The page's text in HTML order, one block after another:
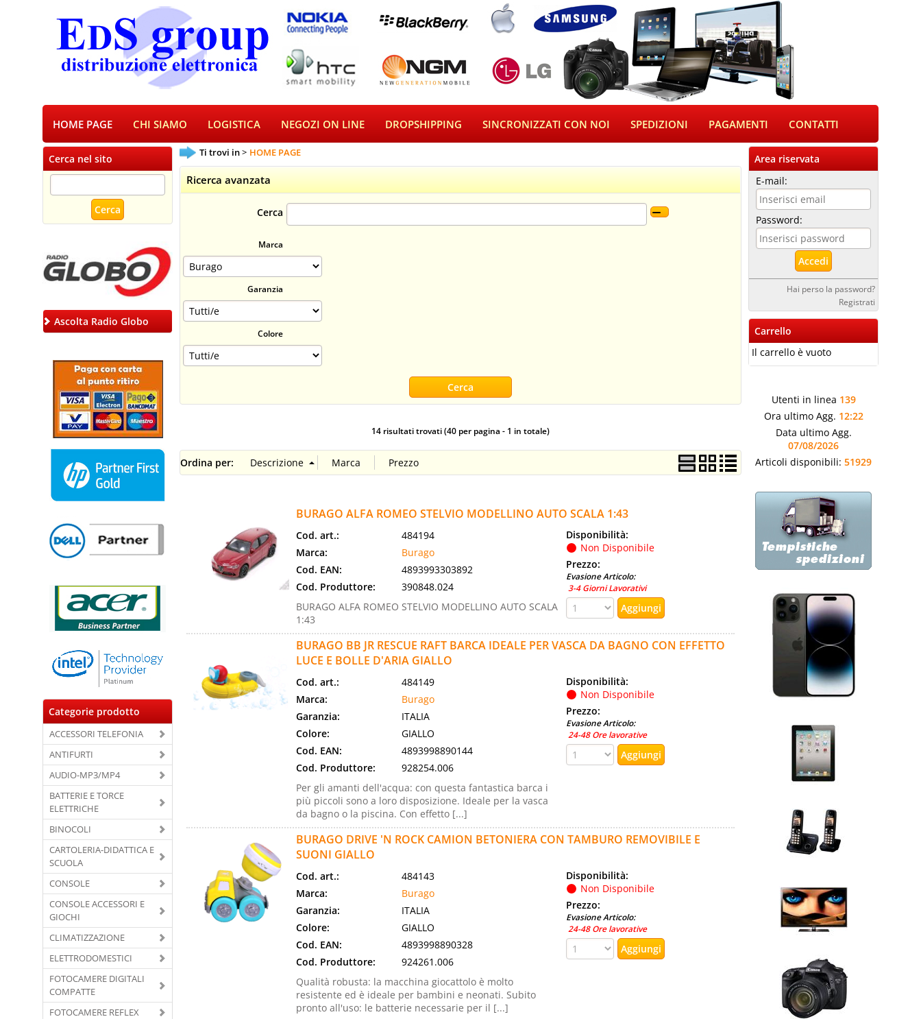
HOME PAGE CHI SIAMO LOGISTICA NEGOZI ON LINE DROPSHIPPING SINCRONIZZATI CON NOI SPEDIZIONI PAGAMENTI CONTATTI
Cerca nel sito
Ascolta Radio Globo
Categorie prodotto
ACCESSORI TELEFONIA
ANTIFURTI
AUDIO-MP3/MP4
BATTERIE E TORCE
ELETTRICHE
BINOCOLI
CARTOLERIA-DIDATTICA E
SCUOLA
CONSOLE
CONSOLE ACCESSORI E
GIOCHI
CLIMATIZZAZIONE
ELETTRODOMESTICI
FOTOCAMERE DIGITALI
COMPATTE
FOTOCAMERE REFLEX
Ti trovi in HOME PAGE
Ricerca avanzata
Cerca
Marca
Garanzia
Colore
14 risultati trovati (40 per pagina - 1 in totale)
Ordina per:
BURAGO ALFA ROMEO STELVIO MODELLINO AUTO SCALA 1:43
Cod. art.:
484194
Marca:
Burago
Cod. EAN:
4893993303892
Cod. Produttore:
390848.024
BURAGO ALFA ROMEO STELVIO MODELLINO AUTO SCALA
1:43
Disponibilità:
Non Disponibile
Prezzo:
Evasione Articolo:
3-4 Giorni Lavorativi
BURAGO BB JR RESCUE RAFT BARCA IDEALE PER VASCA DA BAGNO CON EFFETTO
LUCE E BOLLE D'ARIA GIALLO
Cod. art.:
484149
Marca:
Burago
Garanzia:
ITALIA
Colore:
GIALLO
Cod. EAN:
4893998890144
Cod. Produttore:
928254.006
Per gli amanti dell'acqua: con questa fantastica barca i
più piccoli sono a loro disposizione. Ideale per la vasca
da bagno o la piscina. Con effetto [...]
Disponibilità:
Non Disponibile
Prezzo:
Evasione Articolo:
24-48 Ore lavorative
BURAGO DRIVE 'N ROCK CAMION BETONIERA CON TAMBURO REMOVIBILE E
SUONI GIALLO
Cod. art.:
484143
Marca:
Burago
Garanzia:
ITALIA
Colore:
GIALLO
Cod. EAN:
4893998890328
Cod. Produttore:
924261.006
Qualità robusta: la macchina giocattolo è molto
resistente ed è ideale per bambini e neonati. Subito
pronto all'uso: le batterie necessarie per il [...]
Disponibilità:
Non Disponibile
Prezzo:
Evasione Articolo:
24-48 Ore lavorative
Area riservata
E-mail:
Password:
Hai perso la password?
Registrati
Carrello
Il carrello è vuoto
Utenti in linea 139
Ora ultimo Agg. 12:22
Data ultimo Agg.
07/08/2026
Articoli disponibili: 51929